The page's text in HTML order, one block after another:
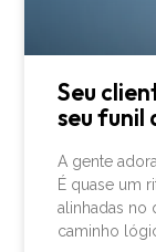
Seu
seu funil
A gente
É quase um
alinhadas no
caminho